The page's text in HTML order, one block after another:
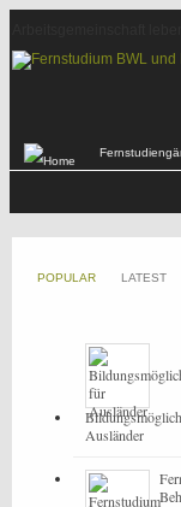
POPULAR LATEST
Ausländer